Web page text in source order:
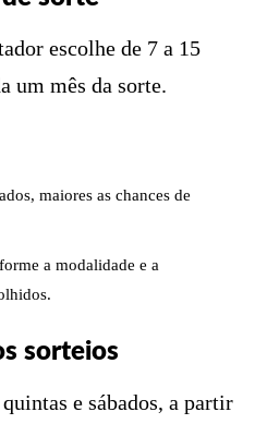
escolhe de 7 a 15
um mês da sorte.
maiores as chances de
a modalidade e a
sorteios
e sábados, a partir